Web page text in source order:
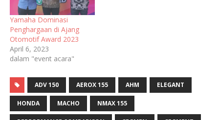
Yamaha Dominasi
Penghargaan di Ajang
Otomotif Award 2023
April 6, 2023
dalam "event acara"
ADV 150 AEROX 155 AHM ELEGANT
HONDA MACHO NMAX 155